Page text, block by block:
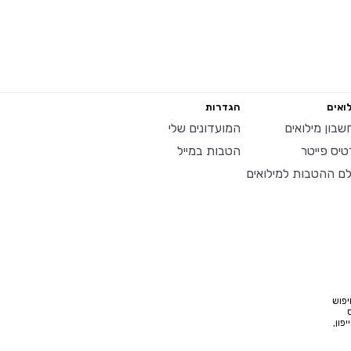
מילואים
פייטר
ההטבות למילואים
הגדרות
המועדונים שלי
הטבות במייל